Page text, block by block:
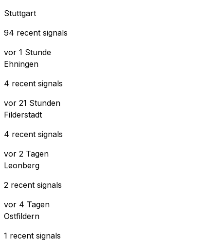
Stuttgart
94 recent signals
vor 1 Stunde
Ehningen
4 recent signals
vor 21 Stunden
Filderstadt
4 recent signals
vor 2 Tagen
Leonberg
2 recent signals
vor 4 Tagen
Ostfildern
1 recent signals